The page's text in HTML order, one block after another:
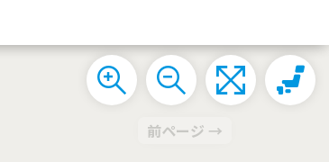
前ページ →